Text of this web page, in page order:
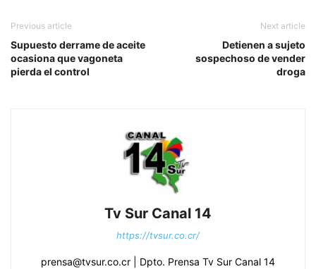
Previous article
Supuesto derrame de aceite
ocasiona que vagoneta
pierda el control
Next article
Detienen a sujeto
sospechoso de vender
droga
Tv Sur Canal 14
https://tvsur.co.cr/
prensa@tvsur.co.cr | Dpto. Prensa Tv Sur Canal 14